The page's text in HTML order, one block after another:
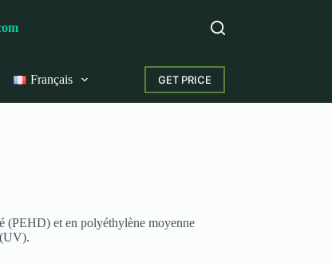
Français GET PRICE
(PEHD) et en polyéthylène moyenne